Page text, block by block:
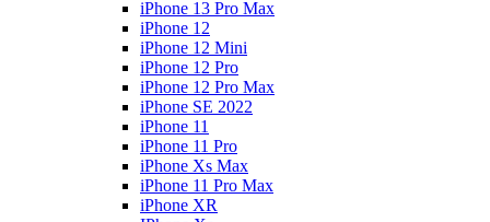
iPhone 13 Pro Max
iPhone 12
iPhone 12 Mini
iPhone 12 Pro
iPhone 12 Pro Max
iPhone SE 2022
iPhone 11
iPhone 11 Pro
iPhone Xs Max
iPhone 11 Pro Max
iPhone XR